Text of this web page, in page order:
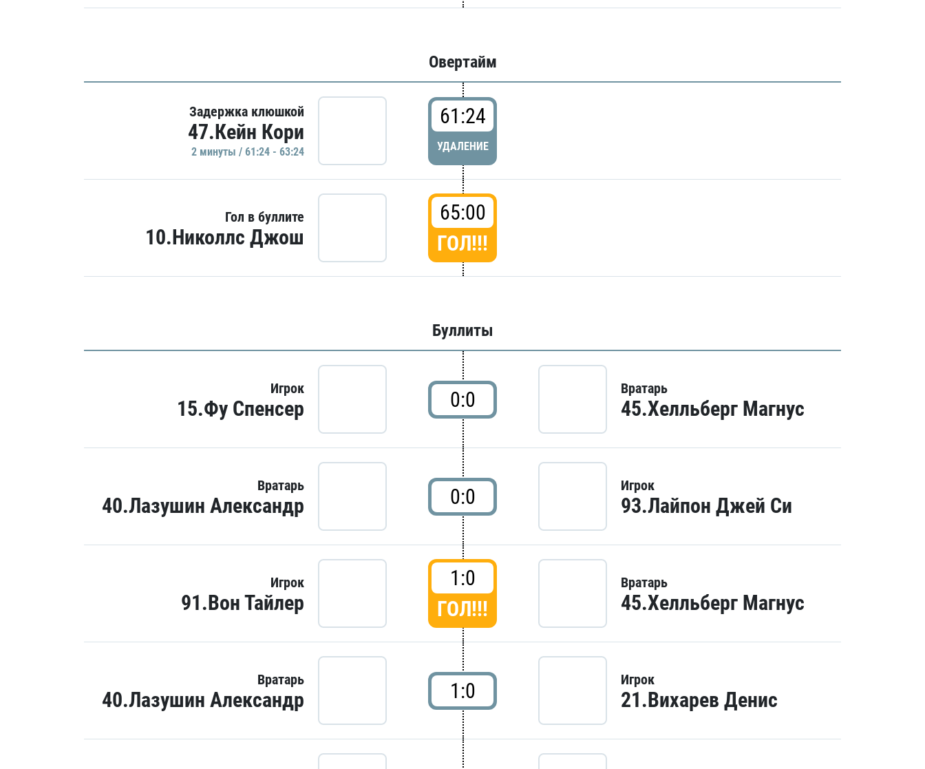
Овертайм
Задержка клюшкой
47.Кейн Кори
2 минуты / 61:24 - 63:24
61:24
УДАЛЕНИЕ
Гол в буллите
10.Николлс Джош
65:00
ГОЛ!!!
Буллиты
Игрок
15.Фу Спенсер 0:0 Вратарь
45.Хелльберг Магнус
Вратарь
40.Лазушин Александр 0:0 Игрок
93.Лайпон Джей Си
Игрок
91.Вон Тайлер
1:0
ГОЛ!!!
Вратарь
45.Хелльберг Магнус
Вратарь
40.Лазушин Александр 1:0 Игрок
21.Вихарев Денис